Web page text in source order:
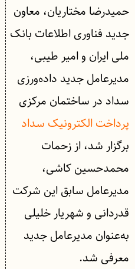
حمیدرضا مختاریان، معاون
جدید فناوری اطلاعات بانک
ملی ایران و امیر طیبی،
مدیرعامل جدید داده‌ورزی
سداد در ساختمان مرکزی
پرداخت الکترونیک سداد
برگزار شد، از زحمات
محمدحسین کاشی،
مدیرعامل سابق این شرکت
قدردانی و شهریار خلیلی
به‌عنوان مدیرعامل جدید
معرفی شد.